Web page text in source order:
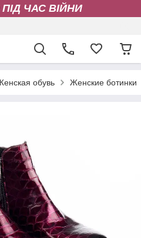
ЧАС ВІЙНИ
обувь Женские ботинки